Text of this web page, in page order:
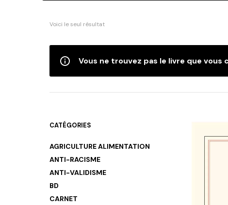
Voici le seul résultat
Vous ne trouvez pas le livre que
CATÉGORIES
AGRICULTURE ALIMENTATION
ANTI-RACISME
ANTI-VALIDISME
BD
CARNET